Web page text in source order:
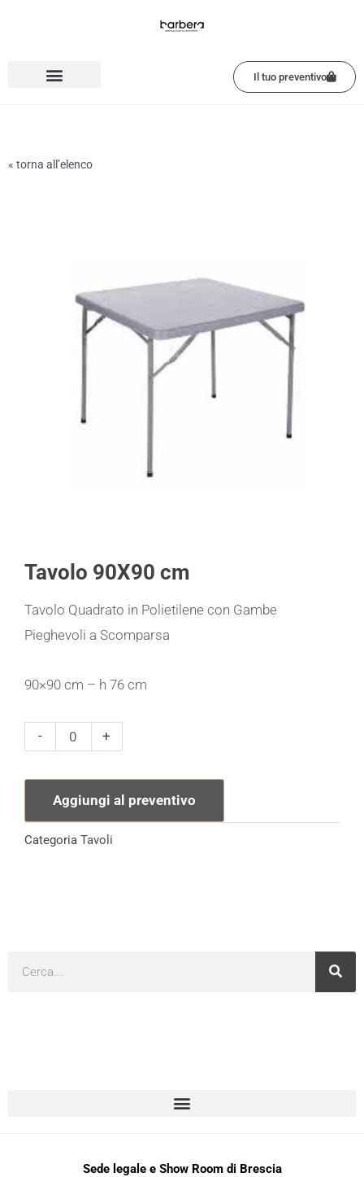
Il tuo preventivo
« torna all’elenco
Tavolo 90X90 cm
Tavolo Quadrato in Polietilene con Gambe
Pieghevoli a Scomparsa
90×90 cm – h 76 cm
-
Tavolo
cm
quantità
+
Aggiungi al preventivo
Categoria Tavoli
Sede legale e Show Room di Brescia